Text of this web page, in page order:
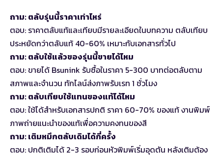
ถาม: ตลับรุ่นนี้ราคาเท่าไหร่
ตอบ: ราคาตลับแท้และเทียบมีรายละเอียดในบทความ ตลับเทียบ
ประหยัดกว่าตลับแท้ 40-60% เหมาะกับเอกสารทั่วไป
ถาม: ตลับใช้แล้วของรุ่นนี้ขายได้ไหม
ตอบ: ขายได้ Bsunink รับซื้อในราคา 5-300 บาทต่อตลับตาม
สภาพและจำนวน ทักไลน์ส่งภาพรับเรท 1 ชั่วโมง
ถาม: ตลับเทียบใช้แทนของแท้ได้ไหม
ตอบ: ใช้ได้สำหรับเอกสารปกติ ราคา 60-70% ของแท้ งานพิมพ์
ภาพถ่ายแนะนำของแท้เพื่อความคงทนของสี
ถาม: เติมหมึกตลับเดิมได้กี่ครั้ง
ตอบ: ปกติเติมได้ 2-3 รอบก่อนหัวพิมพ์เริ่มอุดตัน หลังเติมต้อง